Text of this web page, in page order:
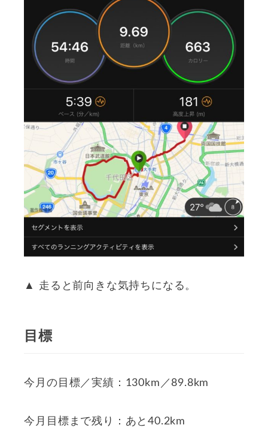
▲ 走ると前向きな気持ちになる。
目標
今月の目標／実績：130km／89.8km
今月目標まで残り：あと40.2km